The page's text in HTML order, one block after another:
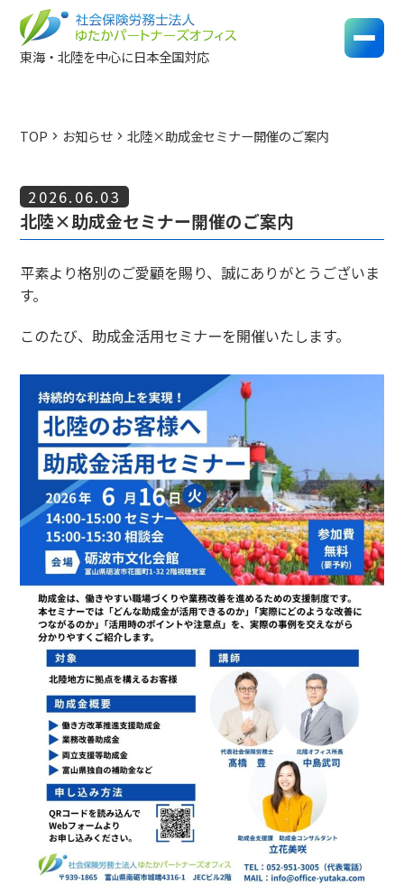
東海・北陸を中心に日本全国対応
TOP chevron_right お知らせ chevron_right北陸×助成金セミナー開催のご案内
2026.06.03
北陸×助成金セミナー開催のご案内
平素より格別のご愛顧を賜り、誠にありがとうございま
す。
このたび、助成金活用セミナーを開催いたします。